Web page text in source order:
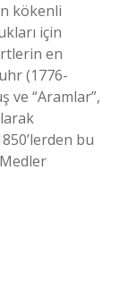
kökenli
için
en
(1776-
ve “Aramlar”,
bu